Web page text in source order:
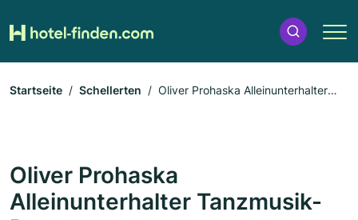
Startseite Schellerten
Oliver Prohaska Alleinunterhalter
Oliver Prohaska
Alleinunterhalter Tanzmusik-